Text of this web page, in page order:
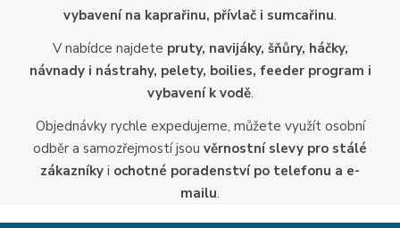
vybavení na kaprařinu, přívlač i sumcařinu.
V nabídce najdete pruty, navijáky, šňůry, háčky,
návnady i nástrahy, pelety, boilies, feeder program i
vybavení k vodě.
Objednávky rychle expedujeme, můžete využít osobní
odběr a samozřejmostí jsou věrnostní slevy pro stálé
zákazníky i ochotné poradenství po telefonu a e-
mailu.